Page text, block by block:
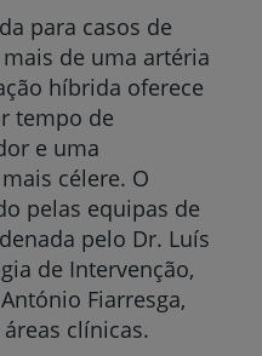
para casos de
de uma artéria
híbrida oferece
tempo de
e uma
célere. O
pelas equipas de
pelo Dr. Luís
de Intervenção,
Fiarresga,
clínicas.